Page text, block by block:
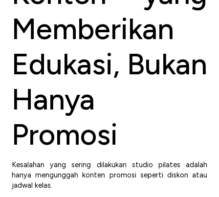
Memberikan
Edukasi, Bukan
Hanya
Promosi
Kesalahan yang sering dilakukan studio pilates adalah
hanya mengunggah konten promosi seperti diskon atau
jadwal kelas.